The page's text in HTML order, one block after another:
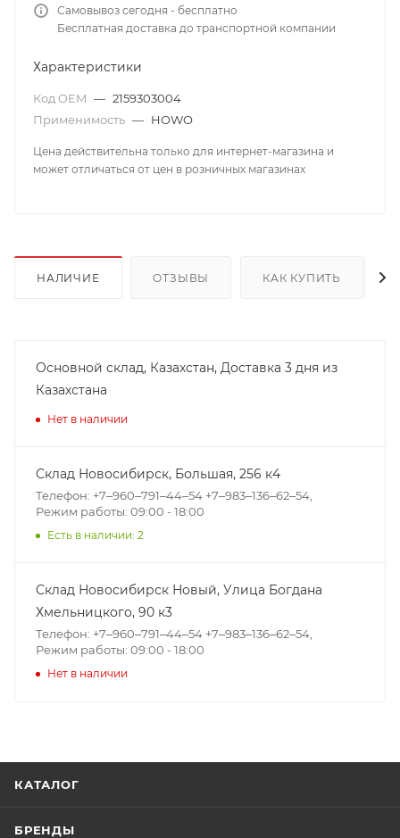
Самовывоз сегодня - бесплатно
Бесплатная доставка до транспортной компании
Характеристики
Код OEM — 2159303004
Применимость — HOWO
Цена действительна только для интернет-магазина и
может отличаться от цен в розничных магазинах
НАЛИЧИЕ ОТЗЫВЫ КАК КУПИТЬ
Основной склад, Казахстан, Доставка 3 дня из
Казахстана
Нет в наличии
Склад Новосибирск, ​Большая, 256 к4
Телефон: +7‒960‒791‒44‒54 +7‒983‒136‒62‒54,
Режим работы: 09:00 - 18:00
Есть в наличии: 2
Склад Новосибирск Новый, ​Улица Богдана
Хмельницкого, 90 к3
Телефон: +7‒960‒791‒44‒54 +7‒983‒136‒62‒54,
Режим работы: 09:00 - 18:00
Нет в наличии
КАТАЛОГ
БРЕНДЫ